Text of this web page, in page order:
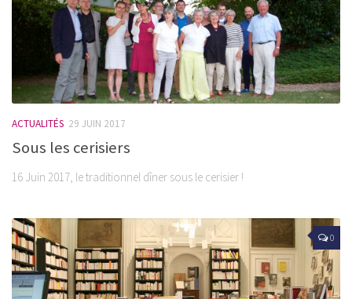
ACTUALITÉS 29 JUIN 2017
Sous les cerisiers
16 Juin 2017, le traditionnel dîner sous le cerisier !
0